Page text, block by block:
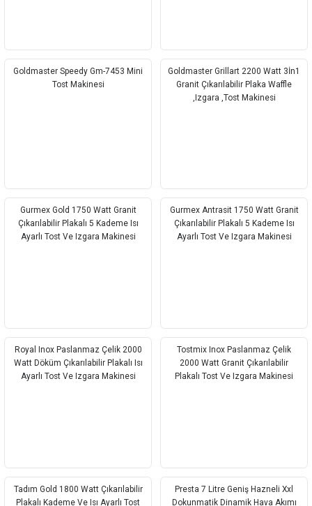
Goldmaster Speedy Gm-7453 Mini
Tost Makinesi
Goldmaster Grillart 2200 Watt 3İn1
Granit Çıkarılabilir Plaka Waffle
,Izgara ,Tost Makinesi
Gurmex Gold 1750 Watt Granit
Çıkarılabilir Plakalı 5 Kademe Isı
Ayarlı Tost Ve Izgara Makinesi
Gurmex Antrasit 1750 Watt Granit
Çıkarılabilir Plakalı 5 Kademe Isı
Ayarlı Tost Ve Izgara Makinesi
Royal Inox Paslanmaz Çelik 2000
Watt Döküm Çıkarılabilir Plakalı Isı
Ayarlı Tost Ve Izgara Makinesi
Tostmix Inox Paslanmaz Çelik
2000 Watt Granit Çıkarılabilir
Plakalı Tost Ve Izgara Makinesi
Tadım Gold 1800 Watt Çıkarılabilir
Plakalı Kademe Ve Isı Ayarlı Tost
Presta 7 Litre Geniş Hazneli Xxl
Dokunmatik Dinamik Hava Akımı